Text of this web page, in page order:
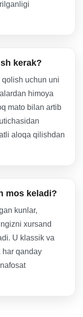
kerak?
uchun uni
himoya
mato bilan artib
aloqa qilishdan
mos keladi?
kunlar,
xursand
U klassik va
har qanday